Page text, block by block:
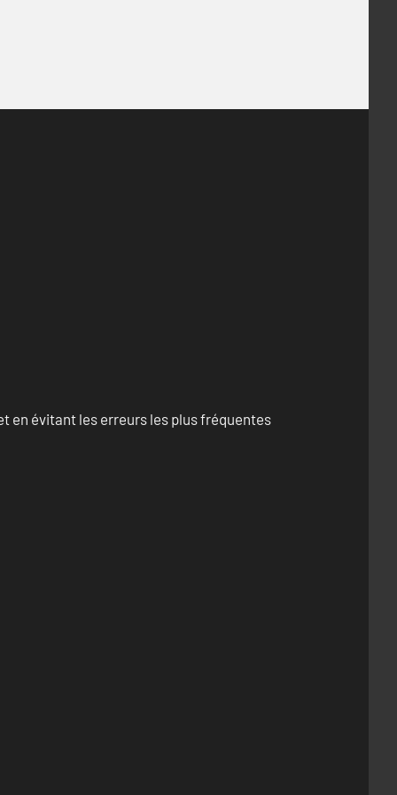
en évitant les erreurs les plus fréquentes